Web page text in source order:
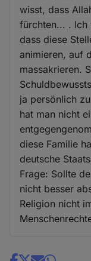
wisst, dass
fürchten... . Ich
dass diese
animieren, auf
massakrieren.
ja persönlich
hat man nicht
diese Familie
deutsche
Frage: Sollte
nicht besser
Religion nicht